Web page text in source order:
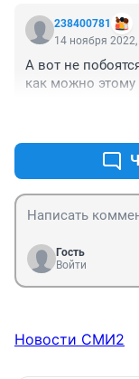
238400781
14 ноября
А вот не
как можно этому
Гость
Войти
Новости СМИ2